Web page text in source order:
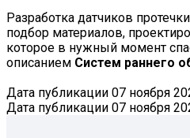
Разработка датчиков
подбор материалов,
которое в нужный момент
описанием Систем раннего
Дата публикации 07 ноября
Дата публикации 07 ноября